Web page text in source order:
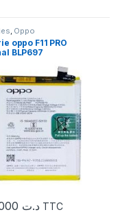
Oppo
oppo F11 PRO
BLP697
د.ت TTC